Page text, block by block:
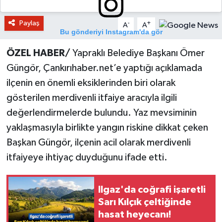
Bu gönderiyi Instagram'da gör
Çankırı Haber Net (@cankirihabernet)'in paylaştığı bir gönderi
Paylaş A- A+
ÖZEL HABER/ Yapraklı Belediye Başkanı Ömer
Güngör, Çankırıhaber.net’e yaptığı açıklamada
ilçenin en önemli eksiklerinden biri olarak
gösterilen merdivenli itfaiye aracıyla ilgili
değerlendirmelerde bulundu. Yaz mevsiminin
yaklaşmasıyla birlikte yangın riskine dikkat çeken
Başkan Güngör, ilçenin acil olarak merdivenli
itfaiyeye ihtiyaç duyduğunu ifade etti.
Ilgaz'da coğrafi işaretli
Sarı Kılçık çeltiğinde
hasat heyecanı!